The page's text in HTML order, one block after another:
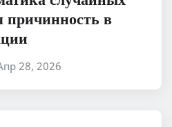
причинность в
28, 2026